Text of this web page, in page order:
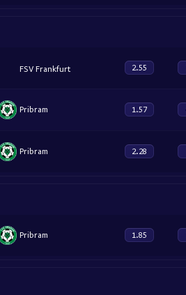
FSV Frankfurt 2.55
Pribram 1.57
Pribram 2.28
Pribram 1.85